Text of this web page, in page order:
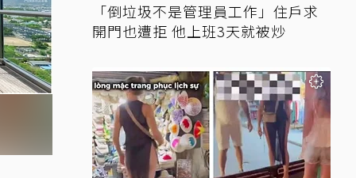
「倒垃圾不是管理員工作」住戶求
開門也遭拒 他上班3天就被炒